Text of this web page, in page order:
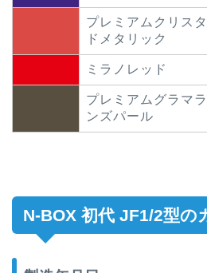
プレミアムクリス
ドメタリック
ミラノレッド
プレミアムグラマ
ンズパール
N-BOX 初代 JF1/2型の